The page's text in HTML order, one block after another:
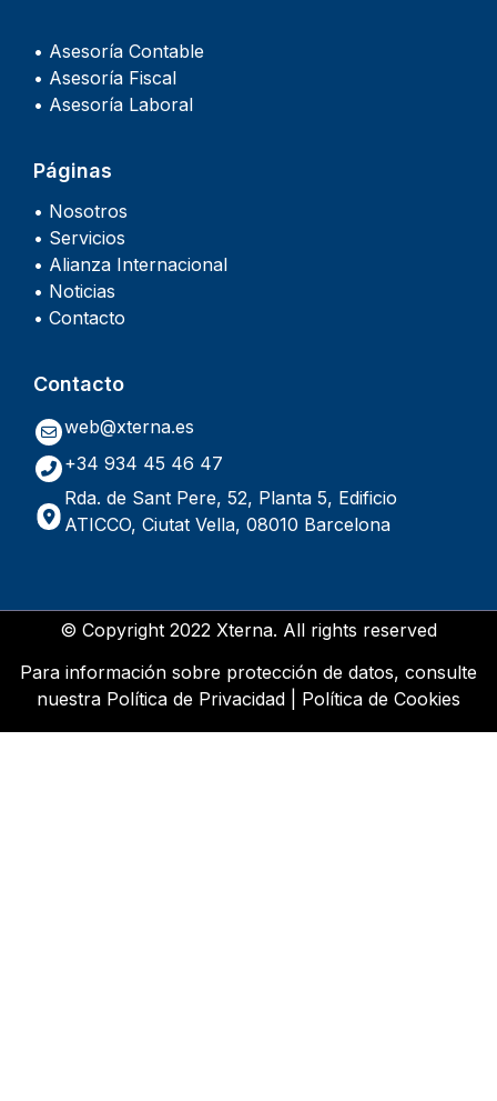
• Asesoría Contable
• Asesoría Fiscal
• Asesoría Laboral
Páginas
• Nosotros
• Servicios
• Alianza Internacional
• Noticias
• Contacto
Contacto
web@xterna.es
+34 934 45 46 47
Rda. de Sant Pere, 52, Planta 5, Edificio
ATICCO, Ciutat Vella, 08010 Barcelona
© Copyright 2022 Xterna. All rights reserved
Para información sobre protección de datos, consulte
nuestra Política de Privacidad Política de Cookies